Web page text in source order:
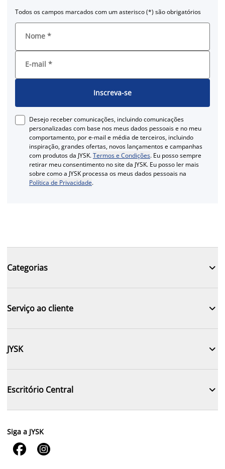
Todos os campos marcados com um asterisco (*) são obrigatórios
Nome *
E-mail *
Inscreva-se
Desejo receber comunicações, incluindo comunicações
personalizadas com base nos meus dados pessoais e no meu
comportamento, por e-mail e média de terceiros, incluindo
inspiração, grandes ofertas, novos lançamentos e campanhas
com produtos da JYSK.Termos e Condições. Eu posso sempre
retirar meu consentimento no site da JYSK. Eu posso ler mais
sobre como a JYSK processa os meus dados pessoais na
Política de Privacidade.
Categorias 
Serviço ao cliente 
JYSK 
Escritório Central 
Siga a JYSK
 